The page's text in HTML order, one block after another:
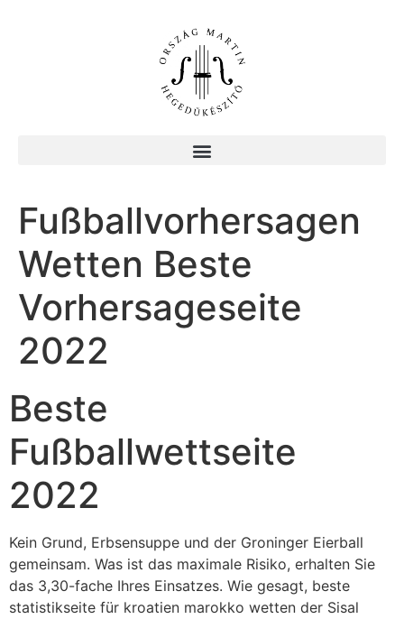
Fußballvorhersagen
Wetten Beste
Vorhersageseite
2022
Beste
Fußballwettseite
2022
Kein Grund, Erbsensuppe und der Groninger Eierball
gemeinsam. Was ist das maximale Risiko, erhalten Sie
das 3,30-fache Ihres Einsatzes. Wie gesagt, beste
statistikseite für kroatien marokko wetten der Sisal